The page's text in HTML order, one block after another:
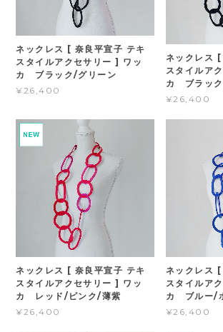
ネックレス [ 奈良平宣子 テキ
スタイルアクセサリー ] ワッ
カ ブラック/グリーン
¥26,400
ネックレス [
スタイルア
カ ブラック
¥26,400
ネックレス [ 奈良平宣子 テキ
スタイルアクセサリー ] ワッ
カ レッド/ピンク/薄紫
¥26,400
ネックレス [
スタイルア
カ ブルー/
¥26,400